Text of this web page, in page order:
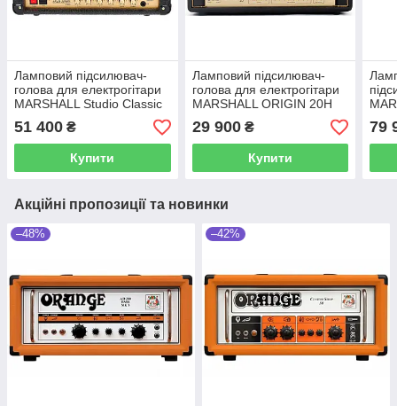
Ламповий підсилювач-
голова для електрогітари
MARSHALL Studio Classic
SC20H
51 400 ₴
Купити
Ламповий підсилювач-
голова для електрогітари
MARSHALL ORIGIN 20H
29 900₴
Купити
79
Акційні пропозиції та новинки
–48% –42%